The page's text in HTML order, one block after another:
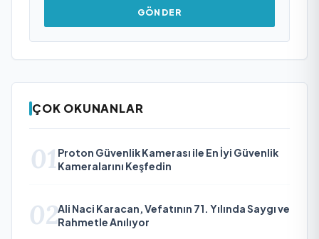
GÖNDER
ÇOK OKUNANLAR
01 Proton Güvenlik Kamerası ile En İyi Güvenlik
Kameralarını Keşfedin
02Ali Naci Karacan, Vefatının 71. Yılında Saygı ve
Rahmetle Anılıyor